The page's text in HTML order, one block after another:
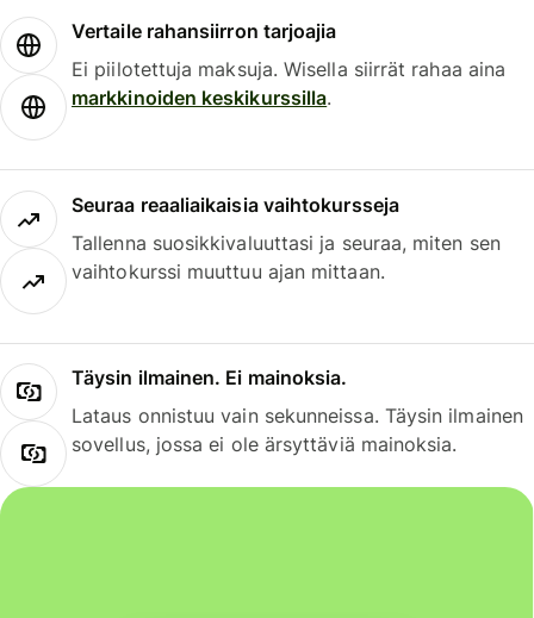
Vertaile rahansiirron tarjoajia
Ei piilotettuja maksuja. Wisella siirrät rahaa aina
markkinoiden keskikurssilla.
Seuraa reaaliaikaisia vaihtokursseja
Tallenna suosikkivaluuttasi ja seuraa, miten sen
vaihtokurssi muuttuu ajan mittaan.
Täysin ilmainen. Ei mainoksia.
Lataus onnistuu vain sekunneissa. Täysin ilmainen
sovellus, jossa ei ole ärsyttäviä mainoksia.